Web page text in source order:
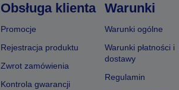
Obsługa klienta
Promocje
Rejestracja produktu
Zwrot zamówienia
Kontrola gwarancji
Warunki
Warunki ogólne
Warunki płatności i
dostawy
Regulamin